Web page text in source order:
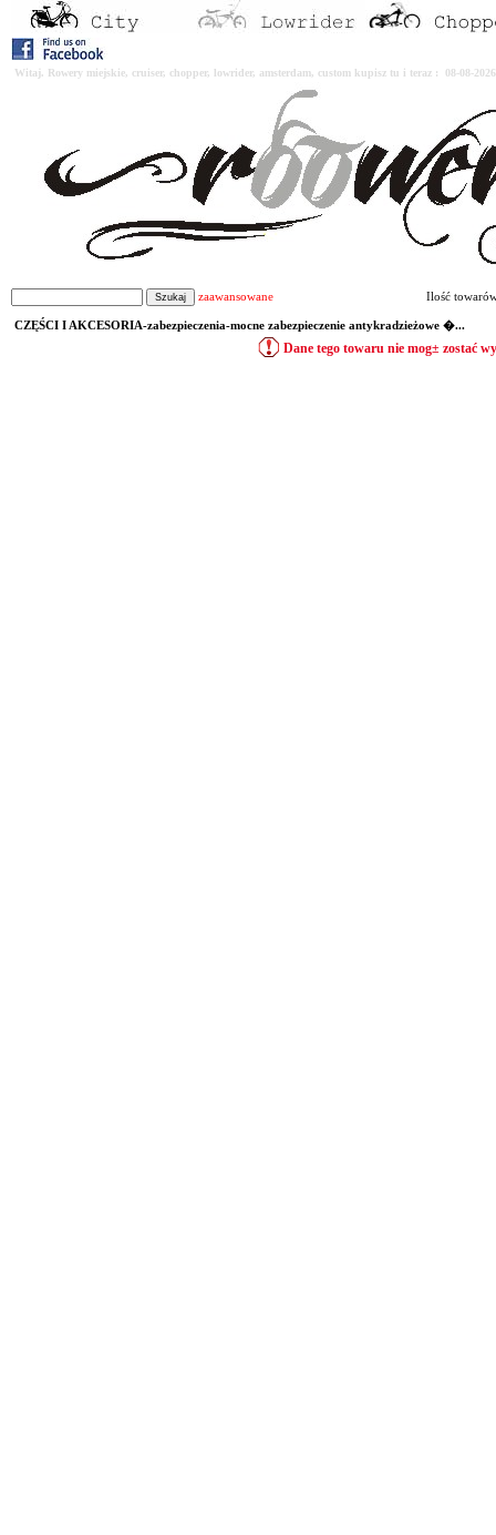
Witaj. Rowery miejskie, cruiser, chopper, lowrider, amsterdam, custom kupisz tu i teraz : 08-08-
zaawansowane Ilość
CZĘŚCI I AKCESORIA-zabezpieczenia-mocne zabezpieczenie antykradzieżowe �...
Dane tego towaru nie mog± zostać